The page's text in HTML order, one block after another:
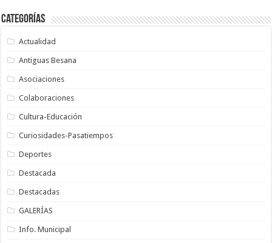
Categorías
Actualidad
Antiguas Besana
Asociaciones
Colaboraciones
Cultura-Educación
Curiosidades-Pasatiempos
Deportes
Destacada
Destacadas
GALERÍAS
Info. Municipal